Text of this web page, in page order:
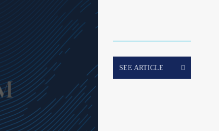
SEE ARTICLE